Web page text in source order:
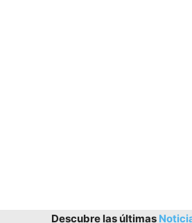
Descubre las últimas